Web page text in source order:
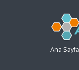
Ana Sayfa